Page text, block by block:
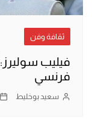
ثقافة وفن
فيليب
فرنسي
سعيد بوخليط